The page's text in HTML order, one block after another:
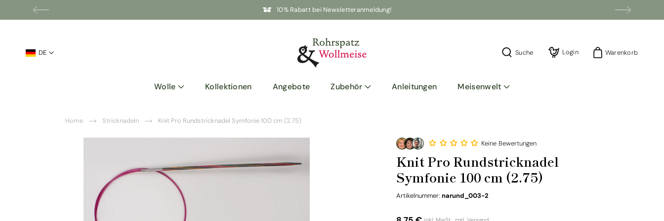
10% Rabatt bei Newsletteranmeldung!
DE
Wolle Kollektionen Angebote Zubehör Anleitungen Meisenwelt
Suche Login
Einloggen Warenkorb
Warenkorb
Home Stricknadeln Knit Pro Rundstricknadel Symfonie 100 cm (2.75)
Keine Bewertungen
Knit Pro Rundstricknadel
Symfonie 100 cm (2.75)
Artikelnummer:SKU:
narund_003-2